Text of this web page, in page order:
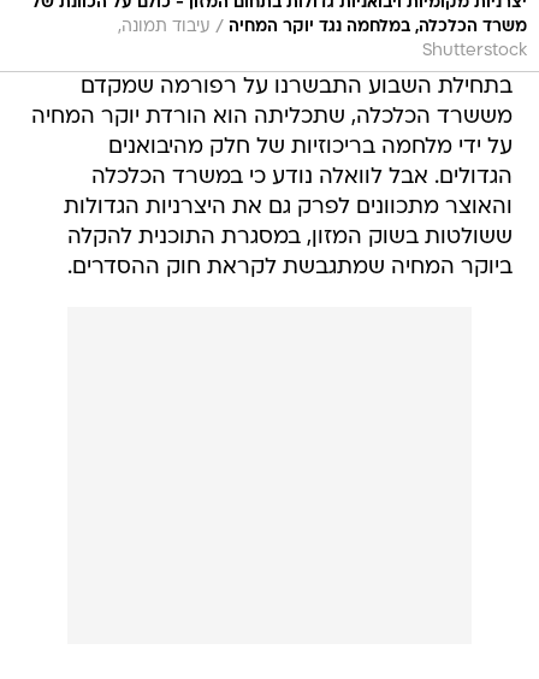
משרד הכלכלה, במלחמה נגד יוקר המחיה / עיבוד תמונה,
Shutterstock
בתחילת השבוע התבשרנו על רפורמה שמקדם
מששרד הכלכלה, שתכליתה הוא הורדת יוקר המחיה
על ידי מלחמה בריכוזיות של חלק מהיבואנים
הגדולים. אבל לוואלה נודע כי במשרד הכלכלה
והאוצר מתכוונים לפרק גם את היצרניות הגדולות
ששולטות בשוק המזון, במסגרת התוכנית להקלה
ביוקר המחיה שמתגבשת לקראת חוק ההסדרים.